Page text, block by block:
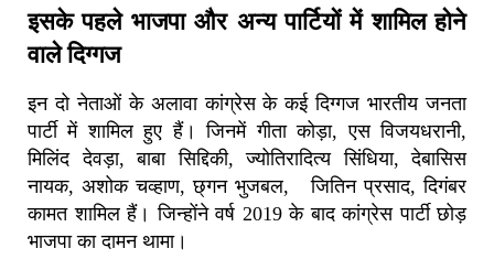
इसके पहले भाजपा और अन्य पार्टियों में शामिल होने
वाले दिग्गज
इन दो नेताओं के अलावा कांग्रेस के कई दिग्गज भारतीय जनता
पार्टी में शामिल हुए हैं। जिनमें गीता कोड़ा, एस विजयधरानी,
मिलिंद देवड़ा, बाबा सिद्दिकी, ज्योतिरादित्य सिंधिया, देबासिस
नायक, अशोक चव्हाण, छ्गन भुजबल, जितिन प्रसाद, दिगंबर
कामत शामिल हैं। जिन्होंने वर्ष 2019 के बाद कांग्रेस पार्टी छोड़
भाजपा का दामन थामा।